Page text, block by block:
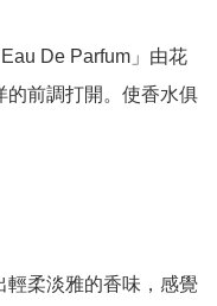
Eau De Parfum」由花
的前調打開。使香水俱
輕柔淡雅的香味，感覺